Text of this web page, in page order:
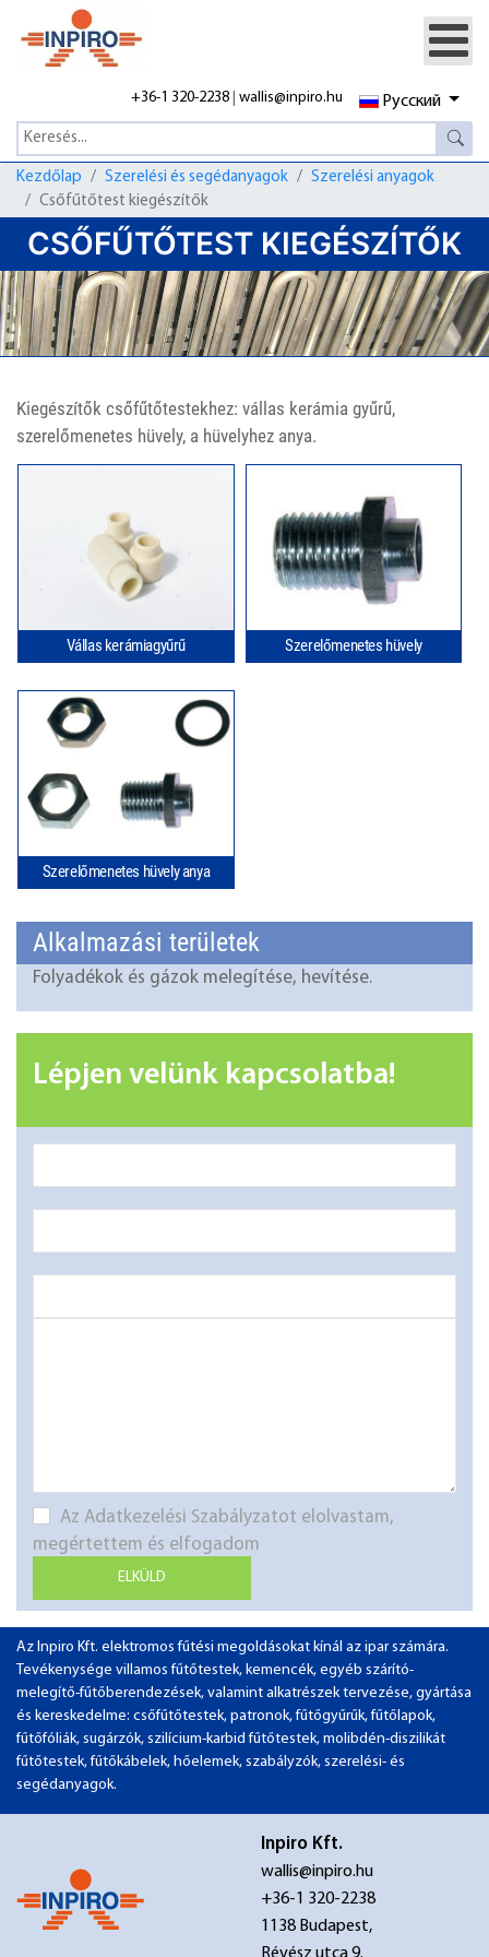
+36-1 320-2238 |wallis@inpiro.hu Русский
Kezdőlap Szerelési és segédanyagok
Szerelési anyagok
Csőfűtőtest kiegészítők
CSŐFŰTŐTEST KIEGÉSZÍTŐK
Kiegészítők csőfűtőtestekhez: vállas kerámia gyűrű,
szerelőmenetes hüvely, a hüvelyhez anya.
Vállas kerámiagyűrű Szerelőmenetes hüvely
Szerelőmenetes hüvely anya
Alkalmazási területek
Folyadékok és gázok melegítése, hevítése.
Lépjen velünk kapcsolatba!
Az Adatkezelési Szabályzatot elolvastam,
megértettem és elfogadom
ELKÜLD
Az Inpiro Kft. elektromos fűtési megoldásokat kínál az ipar számára.
Tevékenysége villamos fűtőtestek, kemencék, egyéb szárító-
melegítő-fűtőberendezések, valamint alkatrészek tervezése, gyártása
és kereskedelme: csőfűtőtestek, patronok, fűtőgyűrűk, fűtőlapok,
fűtőfóliák, sugárzók, szilícium-karbid fűtőtestek, molibdén-diszilikát
fűtőtestek, fűtőkábelek, hőelemek, szabályzók, szerelési- és
segédanyagok.
Inpiro Kft.
wallis@inpiro.hu
+36-1 320-2238
1138 Budapest,